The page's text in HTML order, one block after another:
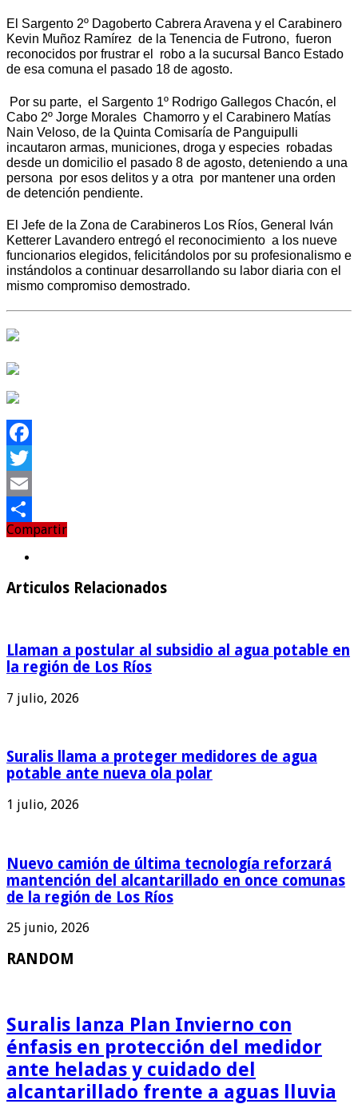
El Sargento 2º Dagoberto Cabrera Aravena y el Carabinero
Kevin Muñoz Ramírez de la Tenencia de Futrono, fueron
reconocidos por frustrar el robo a la sucursal Banco Estado
de esa comuna el pasado 18 de agosto.
Por su parte, el Sargento 1º Rodrigo Gallegos Chacón, el
Cabo 2º Jorge Morales Chamorro y el Carabinero Matías
Nain Veloso, de la Quinta Comisaría de Panguipulli
incautaron armas, municiones, droga y especies robadas
desde un domicilio el pasado 8 de agosto, deteniendo a una
persona por esos delitos y a otra por mantener una orden
de detención pendiente.
El Jefe de la Zona de Carabineros Los Ríos, General Iván
Ketterer Lavandero entregó el reconocimiento a los nueve
funcionarios elegidos, felicitándolos por su profesionalismo e
instándolos a continuar desarrollando su labor diaria con el
mismo compromiso demostrado.
Facebook
Twitter
Email
Compartir
Compartir
Articulos Relacionados
Llaman a postular al subsidio al agua potable en
la región de Los Ríos
7 julio, 2026
Suralis llama a proteger medidores de agua
potable ante nueva ola polar
1 julio, 2026
Nuevo camión de última tecnología reforzará
mantención del alcantarillado en once comunas
de la región de Los Ríos
25 junio, 2026
RANDOM
Suralis lanza Plan Invierno con
énfasis en protección del medidor
ante heladas y cuidado del
alcantarillado frente a aguas lluvia